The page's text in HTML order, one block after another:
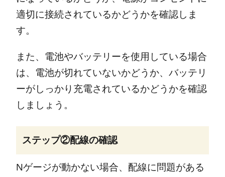
適切に接続されているかどうかを確認しま
す。
また、電池やバッテリーを使用している場合
は、電池が切れていないかどうか、バッテリ
ーがしっかり充電されているかどうかを確認
しましょう。
ステップ②配線の確認
Nゲージが動かない場合、配線に問題がある